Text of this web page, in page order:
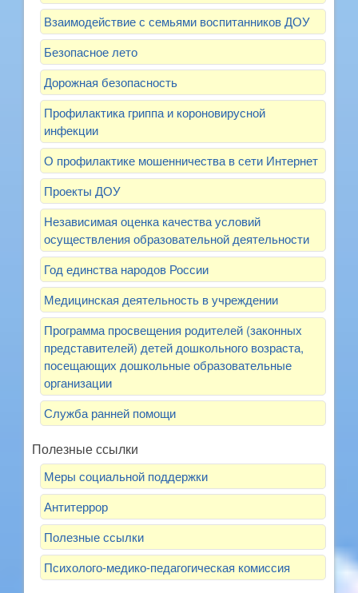
Взаимодействие с семьями воспитанников ДОУ
Безопасное лето
Дорожная безопасность
Профилактика гриппа и короновирусной
инфекции
О профилактике мошенничества в сети Интернет
Проекты ДОУ
Независимая оценка качества условий
осуществления образовательной деятельности
Год единства народов России
Медицинская деятельность в учреждении
Программа просвещения родителей (законных
представителей) детей дошкольного возраста,
посещающих дошкольные образовательные
организации
Служба ранней помощи
Полезные ссылки
Меры социальной поддержки
Антитеррор
Полезные ссылки
Психолого-медико-педагогическая комиссия